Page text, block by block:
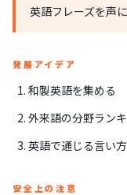
英語フレーズを声
発展アイデア
和製英語を集める
外来語の分野ラン
英語で通じる言い
安全上の注意